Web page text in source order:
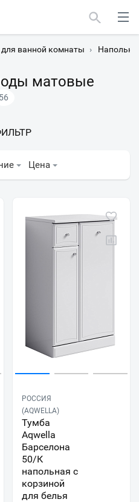
ванной комнаты ›
матовые
56
Цена
РОССИЯ
(AQWELLA)
Тумба
Aqwella
Барселона
50/К
напольная с
корзиной
для белья